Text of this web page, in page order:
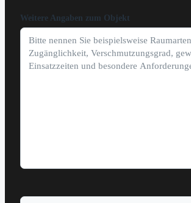
Weitere Angaben zum Objekt